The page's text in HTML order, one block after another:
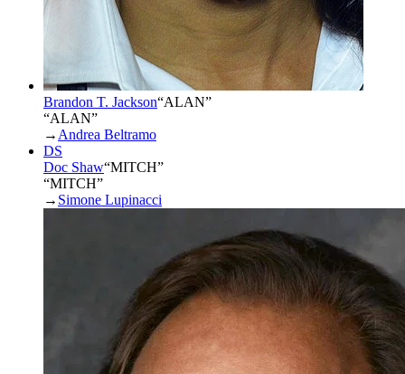
Brandon T. Jackson“ALAN”
“ALAN”
→ Andrea Beltramo
DS
Doc Shaw“MITCH”
“MITCH”
→ Simone Lupinacci